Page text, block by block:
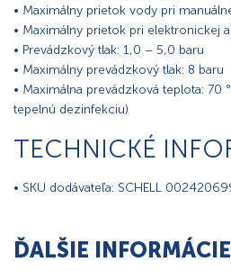
• Maximálny prietok vody pri
• Maximálny prietok pri elektronickej
• Prevádzkový tlak: 1,0 – 5,0 baru
• Maximálny prevádzkový tlak: 8 baru
• Maximálna prevádzková teplota: 70
tepelnú dezinfekciu)
TECHNICKÉ
• SKU dodávateľa: SCHELL
ĎALŠIE INFORMÁCIE